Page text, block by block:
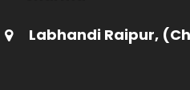
Labhandi Raipur,